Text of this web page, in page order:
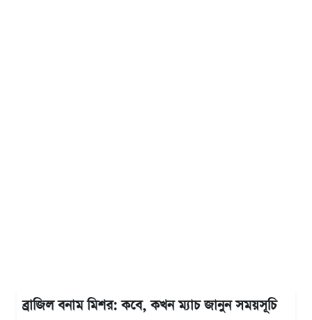
ব্রাজিল বনাম মিশর: কবে, কখন ম্যাচ জানুন সময়সূচি